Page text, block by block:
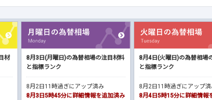
材
8月3日(月曜日)の為替相場の注目材料
と指標ランク
8月2日11時過ぎにアップ済み
8月3日5時45分に詳細情報を追加済み
8月4日(火曜日)の為替相場
と指標ランク
8月2日11時過ぎにアップ済
8月4日5時15分に詳細情報